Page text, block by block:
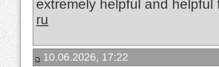
extremely helpful and
ru
10.06.2026, 17:22